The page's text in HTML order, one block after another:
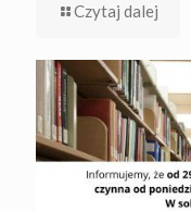
Czytaj dalej